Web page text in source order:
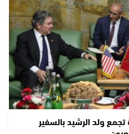
ولد الرشيد بالسفير